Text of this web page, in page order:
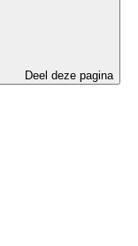
Deel deze pagina